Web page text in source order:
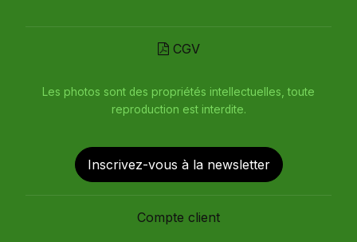
CGV
Les photos sont des propriétés intellectuelles, toute
reproduction est interdite.
Inscrivez-vous à la newsletter
Compte client